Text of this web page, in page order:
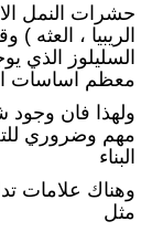
حشرات النمل
الريبيا ، العثه
السليلوز الذي
معظم اساسات
ولهذا فان وجود
مهم وضروري
البناء
وهناك علامات
مثل